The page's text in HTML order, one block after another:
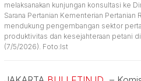
melaksanakan kunjungan konsultasi ke
Sarana Pertanian Kementerian Pertanian
mendukung pengembangan sektor
produktivitas dan kesejahteraan petani
(7/5/2026). Foto:Ist